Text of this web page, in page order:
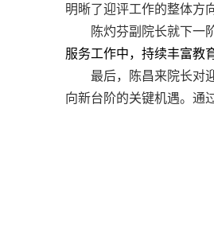
明晰了迎评工作的整体方
陈灼芬副院长就下一
服务工作中，持续丰富教
最后，陈昌来院长对
向新台阶的关键机遇。通